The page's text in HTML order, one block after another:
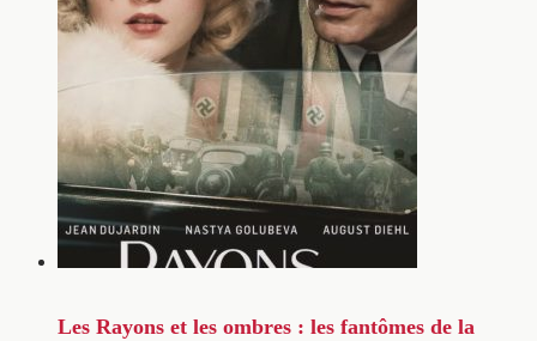
Les Rayons et les ombres : les fantômes de la